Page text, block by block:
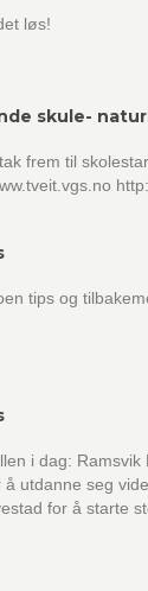
løs!
skule-
frem til
tips og
i dag:
å utdanne seg
for å starte